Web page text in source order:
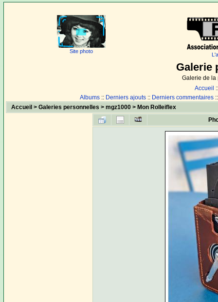
Site photo
Galerie
Galerie de la
Accueil
Albums :: Derniers ajouts :: Derniers commentaires
Accueil >Galeries personnelles >mgz1000 > Mon Rolleiflex